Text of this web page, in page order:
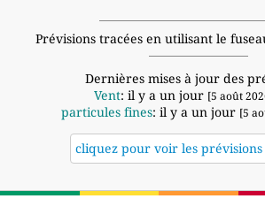
Prévisions tracées en utilisant le
Dernières mises à jour des
Vent: il y a un jour [5 août
particules fines: il y a un jour [5
cliquez pour voir les prévisions